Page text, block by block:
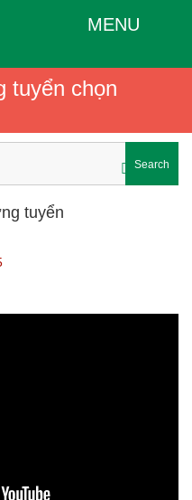
MENU
tuyển chọn
Search
tuyển